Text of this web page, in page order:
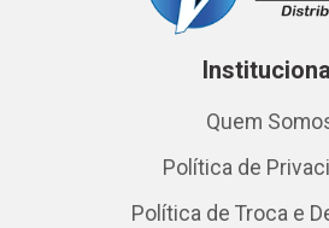
Quem
Política de
Política de Troca e